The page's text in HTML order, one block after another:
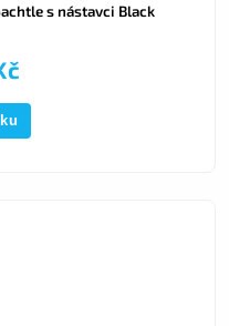
s nástavci Black